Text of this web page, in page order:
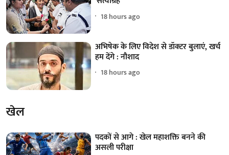
18 hours ago
अभिषेक के लिए विदेश से डॉक्टर बुलाएं, खर्च
हम देंगे : नौशाद
18 hours ago
खेल
पदकों से आगे : खेल महाशक्ति बनने की
असली परीक्षा